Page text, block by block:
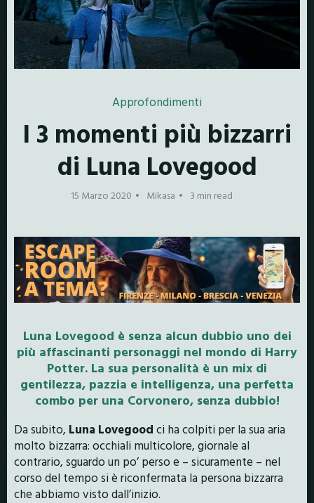
Approfondimenti
I 3 momenti più bizzarri
di Luna Lovegood
15 Marzo 2020 Mikasa 3 min read
Luna Lovegood è senza alcun dubbio uno dei
più affascinanti personaggi nel mondo di Harry
Potter. La sua personalità è un mix di
gentilezza, pazzia e intelligenza, una perfetta
combo per una Corvonero, senza dubbio!
Da subito, Luna Lovegood ci ha colpiti per la sua aria
molto bizzarra: occhiali multicolore, giornale al
contrario, sguardo un po’ perso e – sicuramente – nel
corso del tempo si è riconfermata la persona bizzarra
che abbiamo visto dall’inizio.